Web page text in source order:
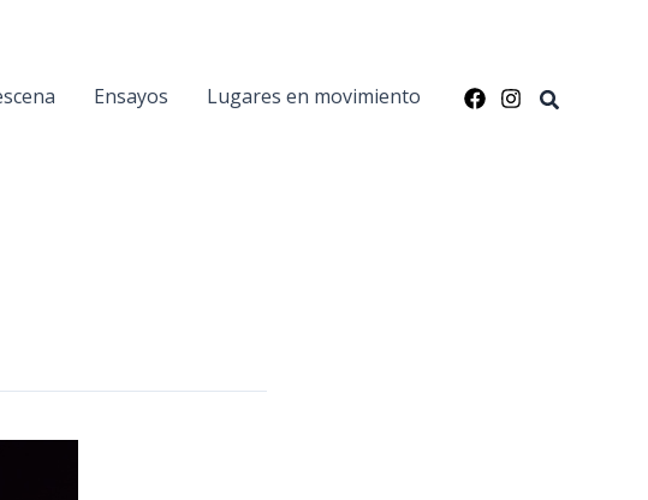
Ensayos Lugares en movimiento Buscar